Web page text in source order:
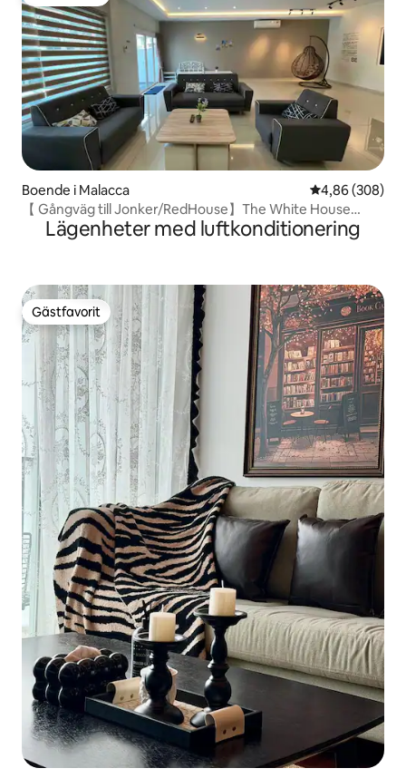
Boende i Malacca 4,86 av 5 i
4,86 (308)
【 Gångväg till Jonker/RedHouse】The White House
KTV/Game
Lägenheter med luftkonditionering
Gästfavorit
Gästfavorit